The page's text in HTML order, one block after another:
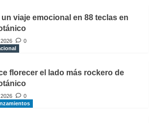
viaje emocional en 88 teclas en
0
florecer el lado más rockero de
0